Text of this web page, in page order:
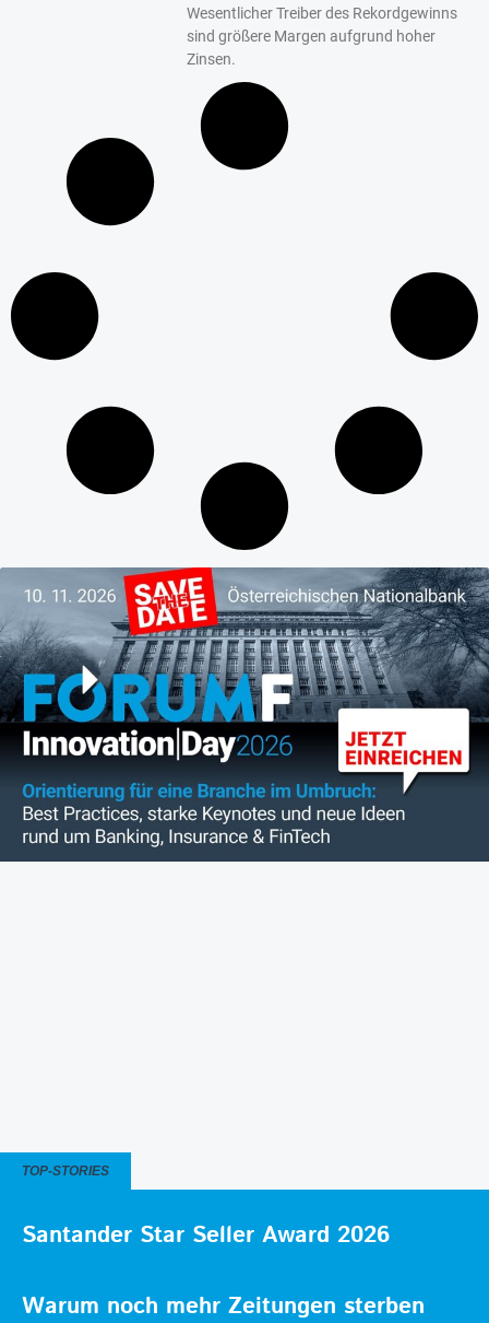
Wesentlicher Treiber des Rekordgewinns
sind größere Margen aufgrund hoher
Zinsen.
TOP-STORIES
Santander Star Seller Award 2026
Warum noch mehr Zeitungen sterben